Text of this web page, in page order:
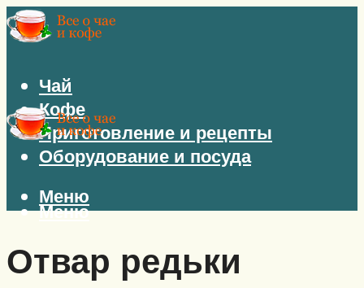
Чай
Кофе
Приготовление и рецепты
Оборудование и посуда
Меню
Меню
Отвар редьки